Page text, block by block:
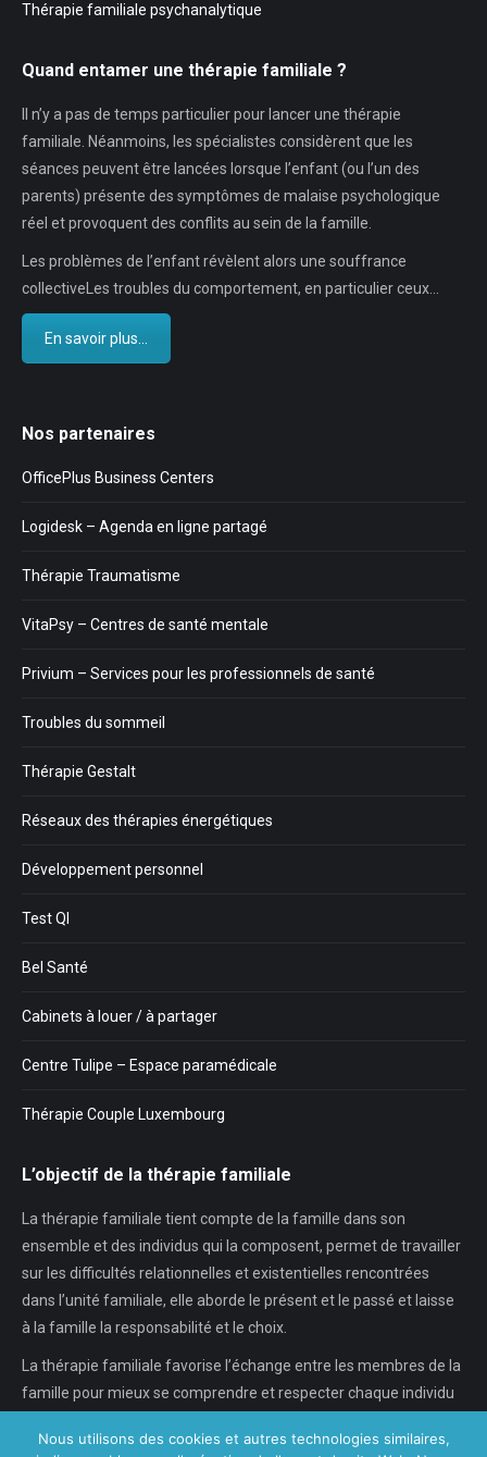
Thérapie familiale psychanalytique
Quand entamer une thérapie familiale ?
Il n’y a pas de temps particulier pour lancer une thérapie
familiale. Néanmoins, les spécialistes considèrent que les
séances peuvent être lancées lorsque l’enfant (ou l’un des
parents) présente des symptômes de malaise psychologique
réel et provoquent des conflits au sein de la famille.
Les problèmes de l’enfant révèlent alors une souffrance
collectiveLes troubles du comportement, en particulier ceux…
En savoir plus...
Nos partenaires
OfficePlus Business Centers
Logidesk – Agenda en ligne partagé
Thérapie Traumatisme
VitaPsy – Centres de santé mentale
Privium – Services pour les professionnels de santé
Troubles du sommeil
Thérapie Gestalt
Réseaux des thérapies énergétiques
Développement personnel
Test QI
Bel Santé
Cabinets à louer / à partager
Centre Tulipe – Espace paramédicale
Thérapie Couple Luxembourg
L’objectif de la thérapie familiale
La thérapie familiale tient compte de la famille dans son
ensemble et des individus qui la composent, permet de travailler
sur les difficultés relationnelles et existentielles rencontrées
dans l’unité familiale, elle aborde le présent et le passé et laisse
à la famille la responsabilité et le choix.
La thérapie familiale favorise l’échange entre les membres de la
famille pour mieux se comprendre et respecter chaque individu
Nous utilisons des cookies et autres technologies similaires,